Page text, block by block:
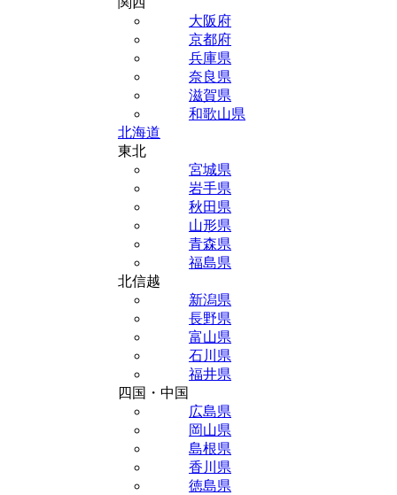
大阪府
京都府
兵庫県
奈良県
滋賀県
和歌山県
北海道
東北
宮城県
岩手県
秋田県
山形県
青森県
福島県
北信越
新潟県
長野県
富山県
石川県
福井県
四国・中国
広島県
岡山県
島根県
香川県
徳島県